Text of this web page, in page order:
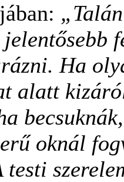
jelentősebb
Ha
alatt
oknál
testi